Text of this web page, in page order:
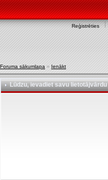
Reģistrēties
Foruma sākumlapa » Ienākt
Lūdzu, ievadiet savu